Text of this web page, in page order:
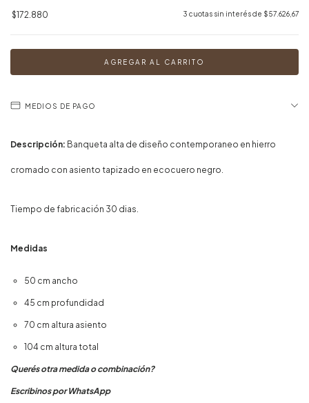
$172.880 3 cuotas sin interés de $57.626,67
MEDIOS DE PAGO
Descripción: Banqueta alta de diseño contemporaneo en hierro
cromado con asiento tapizado en ecocuero negro.
Tiempo de fabricación 30 dias.
Medidas
50 cm ancho
45 cm profundidad
70 cm altura asiento
104 cm altura total
Querés otra medida o combinación?
Escribinos por WhatsApp